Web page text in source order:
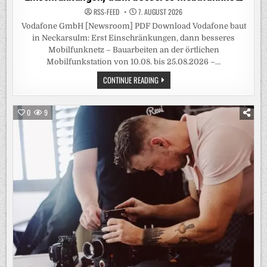
RSS-FEED 7. AUGUST 2026
Vodafone GmbH [Newsroom] PDF Download Vodafone baut
in Neckarsulm: Erst Einschränkungen, dann besseres
Mobilfunknetz – Bauarbeiten an der örtlichen
Mobilfunkstation von 10.08. bis 25.08.2026 –…
CONTINUE READINGVODAFONE
BAUT
IN
ERST
EINSCHRÄNKUNGEN,
DANN
MOBILFUNKNETZ
0 9